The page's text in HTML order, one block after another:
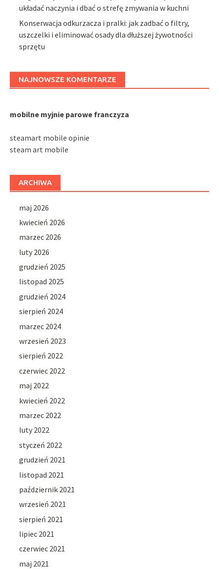
układać naczynia i dbać o strefę zmywania w kuchni
Konserwacja odkurzacza i pralki: jak zadbać o filtry,
uszczelki i eliminować osady dla dłuższej żywotności
sprzętu
NAJNOWSZE KOMENTARZE
mobilne myjnie parowe franczyza
steamart mobile opinie
steam art mobile
ARCHIWA
maj 2026
kwiecień 2026
marzec 2026
luty 2026
grudzień 2025
listopad 2025
grudzień 2024
sierpień 2024
marzec 2024
wrzesień 2023
sierpień 2022
czerwiec 2022
maj 2022
kwiecień 2022
marzec 2022
luty 2022
styczeń 2022
grudzień 2021
listopad 2021
październik 2021
wrzesień 2021
sierpień 2021
lipiec 2021
czerwiec 2021
maj 2021